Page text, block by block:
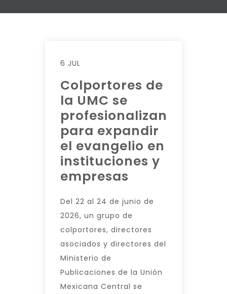
6 JUL
Colportores de
la UMC se
profesionalizan
para expandir
el evangelio en
instituciones y
empresas
Del 22 al 24 de junio de
2026, un grupo de
colportores, directores
asociados y directores del
Ministerio de
Publicaciones de la Unión
Mexicana Central se